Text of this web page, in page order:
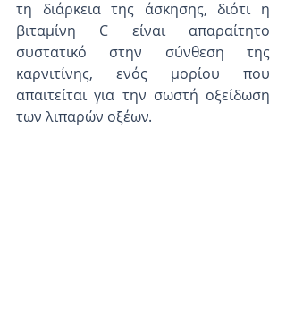
τη διάρκεια της άσκησης, διότι η
βιταμίνη C είναι απαραίτητο
συστατικό στην σύνθεση της
καρνιτίνης, ενός μορίου που
απαιτείται για την σωστή οξείδωση
των λιπαρών οξέων.